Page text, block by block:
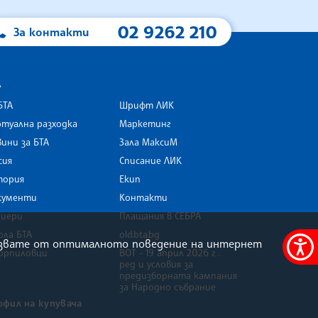
Меню
За контакти 02 9262 210
разходка
за БТА
БТА
Шрифт ЛИК
Маркетинг
Зала МаксиМ
Списание ЛИК
Екип
Контакти
Плащания в СЕБРА
old.bta.bg
ВОТ - 19 април 2026 г .
ред и условия за
предизборната кампания
за Народно събрание
на купувача
от оптималното поведение на интернет